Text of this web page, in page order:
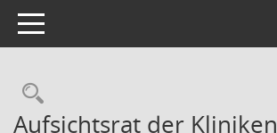
Toggle navigation
Aufsichtsrat der Kliniken